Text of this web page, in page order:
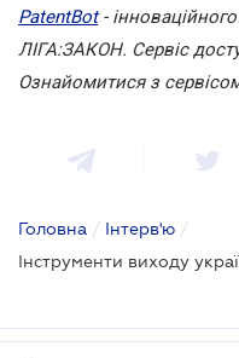
PatentBot-
ЛІГА:ЗАКОН. Сервіс
Ознайомитися з
Головна / Інтерв'ю /